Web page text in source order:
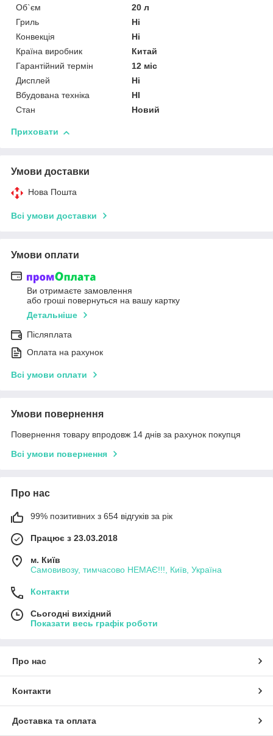
Об`єм
20 л
Гриль
Ні
Конвекція
Ні
Країна виробник
Китай
Гарантійний термін
12 міс
Дисплей
Ні
Вбудована техніка
НІ
Стан
Новий
Приховати
Умови доставки
Нова Пошта
Всі умови доставки
Умови оплати
Ви отримаєте замовлення
або гроші повернуться на вашу картку
Детальніше
Післяплата
Оплата на рахунок
Всі умови оплати
Умови повернення
Повернення товару впродовж 14 днів за рахунок покупця
Всі умови повернення
Про нас
99% позитивних з 654 відгуків за рік
Працює з 23.03.2018
м. Київ
Самовивозу, тимчасово НЕМАЄ!!!, Київ, Україна
Контакти
Сьогодні вихідний
Показати весь графік роботи
Про нас
Контакти
Доставка та оплата